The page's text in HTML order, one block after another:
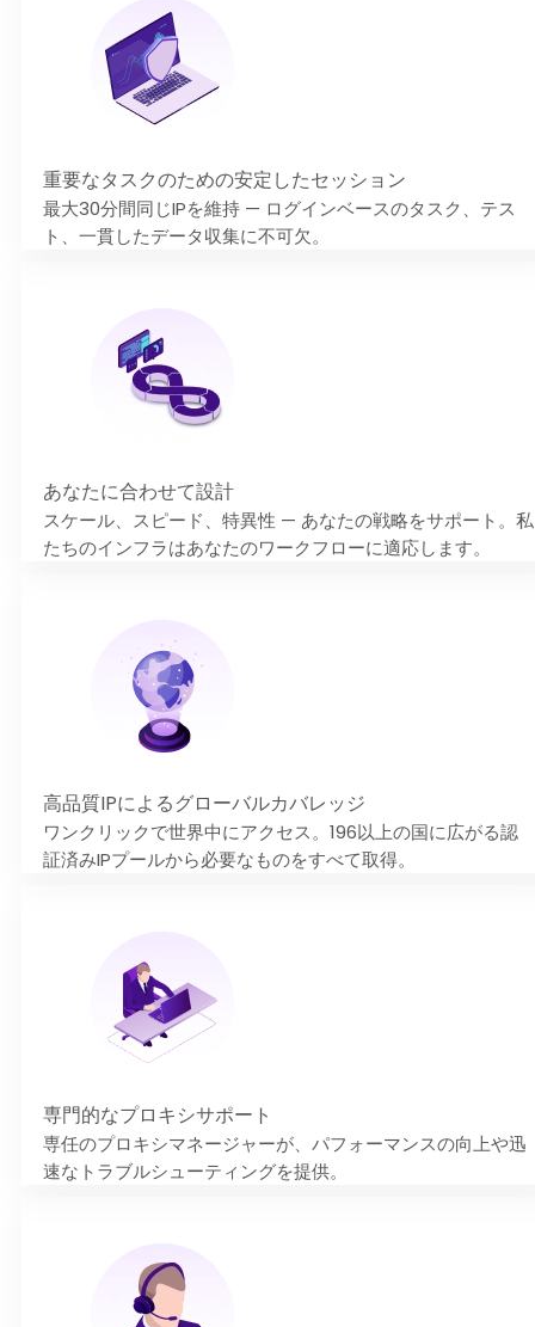
重要なタスクのための安定したセッション
最大30分間同じIPを維持 — ログインベースのタスク、テス
ト、一貫したデータ収集に不可欠。
あなたに合わせて設計
スケール、スピード、特異性 — あなたの戦略をサポート。私
たちのインフラはあなたのワークフローに適応します。
高品質IPによるグローバルカバレッジ
ワンクリックで世界中にアクセス。196以上の国に広がる認
証済みIPプールから必要なものをすべて取得。
専門的なプロキシサポート
専任のプロキシマネージャーが、パフォーマンスの向上や迅
速なトラブルシューティングを提供。